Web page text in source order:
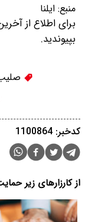
منبع: ایلنا
برای اطلاع از
بپیوندید.
کدخبر: 1100864
از کارزارهای زیر